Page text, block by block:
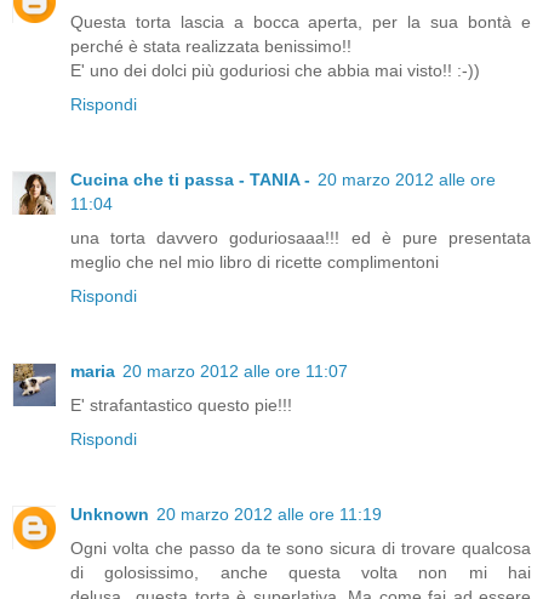
Questa torta lascia a bocca aperta, per la sua bontà e
perché è stata realizzata benissimo!!
E' uno dei dolci più goduriosi che abbia mai visto!! :-))
Rispondi
Cucina che ti passa - TANIA - 20 marzo 2012 alle ore
11:04
una torta davvero goduriosaaa!!! ed è pure presentata
meglio che nel mio libro di ricette complimentoni
Rispondi
maria 20 marzo 2012 alle ore 11:07
E' strafantastico questo pie!!!
Rispondi
Unknown 20 marzo 2012 alle ore 11:19
Ogni volta che passo da te sono sicura di trovare qualcosa
di golosissimo, anche questa volta non mi hai